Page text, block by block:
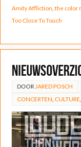
Amity Affliction the color
Too Close To Touch
DOOR JARED POSCH
CONCERTEN CULTURE